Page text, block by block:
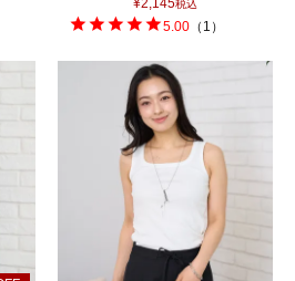
税込
5.00 （ 1 ）